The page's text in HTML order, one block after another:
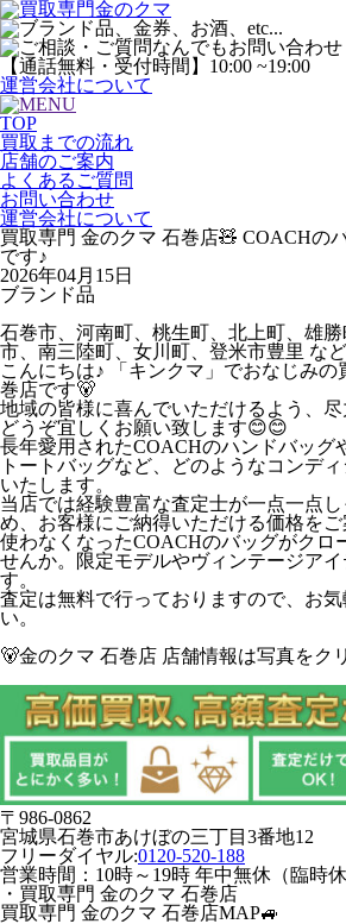
運営会社について
TOP
買取までの流れ
店舗のご案内
よくあるご質問
お問い合わせ
運営会社について
買取専門 金のクマ 石巻店🧸 COACHの
です♪
2026年04月15日
ブランド品
石巻市、河南町、桃生町、北上町、雄
市、南三陸町、女川町、登米市豊里 な
こんにちは♪ 「キンクマ」でおなじみの
巻店です🐻
地域の皆様に喜んでいただけるよう、
どうぞ宜しくお願い致します😊😊
長年愛用されたCOACHのハンドバッグ
トートバッグなど、どのようなコンデ
いたします。
当店では経験豊富な査定士が一点一点
め、お客様にご納得いただける価格をご
使わなくなったCOACHのバッグがクロ
せんか。限定モデルやヴィンテージア
す。
査定は無料で行っておりますので、お
い。
🐻金のクマ 石巻店 店舗情報は写真をク
〒986-0862
宮城県石巻市あけぼの三丁目3番地12
フリーダイヤル:0120-520-188
営業時間：10時～19時 年中無休（臨時休
・買取専門 金のクマ 石巻店
買取専門 金のクマ 石巻店MAP🚙